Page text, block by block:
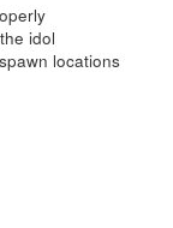
idol
locations